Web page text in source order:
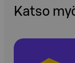
Katso